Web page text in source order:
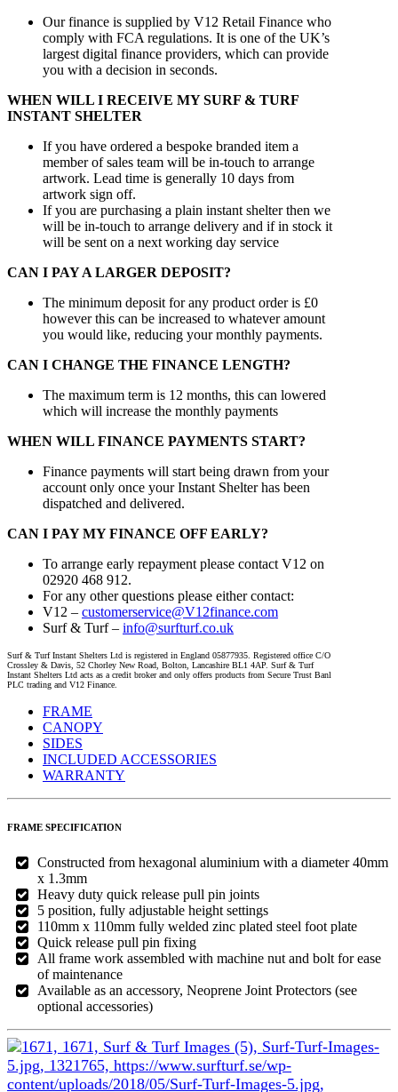
Our finance is supplied by V12 Retail Finance who
comply with FCA regulations. It is one of the UK’s
largest digital finance providers, which can provide
you with a decision in seconds.
WHEN WILL I RECEIVE MY SURF & TURF
INSTANT SHELTER
If you have ordered a bespoke branded item a
member of sales team will be in-touch to arrange
artwork. Lead time is generally 10 days from
artwork sign off.
If you are purchasing a plain instant shelter then we
will be in-touch to arrange delivery and if in stock it
will be sent on a next working day service
CAN I PAY A LARGER DEPOSIT?
The minimum deposit for any product order is £0
however this can be increased to whatever amount
you would like, reducing your monthly payments.
CAN I CHANGE THE FINANCE LENGTH?
The maximum term is 12 months, this can lowered
which will increase the monthly payments
WHEN WILL FINANCE PAYMENTS START?
Finance payments will start being drawn from your
account only once your Instant Shelter has been
dispatched and delivered.
CAN I PAY MY FINANCE OFF EARLY?
To arrange early repayment please contact V12 on
02920 468 912.
For any other questions please either contact:
V12 – customerservice@V12finance.com
Surf & Turf – info@surfturf.co.uk
Surf & Turf Instant Shelters Ltd is registered in England 05877935. Registered office C/O
Crossley & Davis, 52 Chorley New Road, Bolton, Lancashire BL1 4AP. Surf & Turf
Instant Shelters Ltd acts as a credit broker and only offers products from Secure Trust Banl
PLC trading and V12 Finance.
FRAME
CANOPY
SIDES
INCLUDED ACCESSORIES
WARRANTY
FRAME SPECIFICATION
Constructed from hexagonal aluminium with a diameter 40mm
x 1.3mm
Heavy duty quick release pull pin joints
5 position, fully adjustable height settings
110mm x 110mm fully welded zinc plated steel foot plate
Quick release pull pin fixing
All frame work assembled with machine nut and bolt for ease
of maintenance
Available as an accessory, Neoprene Joint Protectors (see
optional accessories)